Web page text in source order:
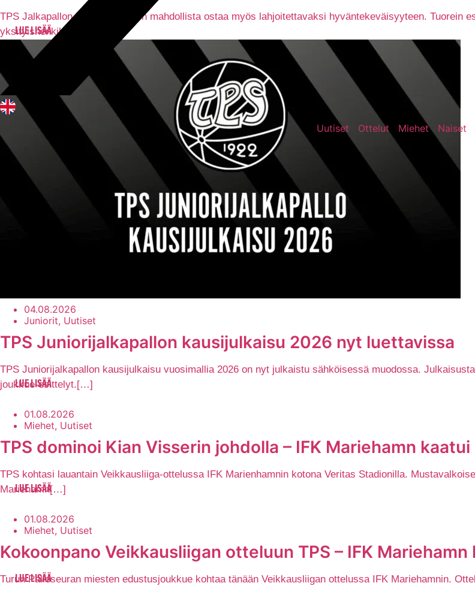
Uutiset Ottelut Miehet Naiset
TPS Jalkapallon kausikortteja on mahdollista ostaa myös lahjoitettavaksi hyväntekeväisyyteen. Tuorein
yksityishenkilö[…]
LUE LISÄÄ
04.08.2026
Juniorit, Uutiset
TPS Juniorijalkapallon kausijulkaisu 2026 nyt luettavissa
TPS Juniorijalkapallon kausijulkaisu vuosimallia 2026 on nyt julkaistu sähköisessä muodossa.
joukkue-esittelyt.[…]
LUE LISÄÄ
01.08.2026
Miehet, Uutiset
TPS dominoi Kian Visserin johdolla – IFK Mariehamn kaatui
TPS kohtasi lauantain Veikkausliiga-ottelussa IFK Marienhamnin kotona Veritas Stadionilla.
Mariehamn[…]
LUE LISÄÄ
01.08.2026
Miehet, Uutiset
Kokoonpano Veikkausliigan otteluun TPS – IFK Mariehamn
Turun Palloseuran miesten edustusjoukkue kohtaa tänään Veikkausliigan ottelussa IFK Mariehamnin.
LUE LISÄÄ